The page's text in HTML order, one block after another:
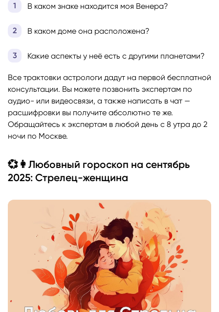
В каком знаке находится моя Венера?
В каком доме она расположена?
Какие аспекты у неё есть с другими планетами?
Все трактовки астрологи дадут на первой бесплатной
консультации. Вы можете позвонить экспертам по
аудио- или видеосвязи, а также написать в чат —
расшифровки вы получите абсолютно те же.
Обращайтесь к экспертам в любой день с 8 утра до 2
ночи по Москве.
💞👩Любовный гороскоп на сентябрь
2025: Стрелец-женщина